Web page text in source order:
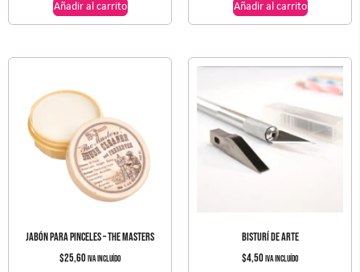
Añadir al carrito Añadir al carrito
JABÓN PARA PINCELES – THE MASTERS
$25,60IVA incluído
BISTURÍ DE ARTE
$4,50IVA incluído